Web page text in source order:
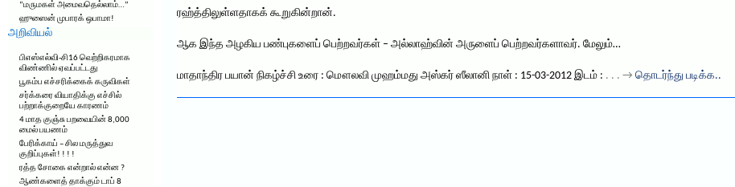
“மருமகள் அமைவதெல்லாம்…”
ஹுஸைன் முபாரக் ஒபாமா!
அறிவியல்
பிஎஸ்எல்வி-சி16 வெற்றிகரமாக
விண்ணில் ஏவப்பட்டது
பூகம்ப எச்சரிக்கைக் கருவிகள்
சர்க்கரை வியாதிக்கு எச்சில்
பற்றாக்குறையே காரணம்
4 மாத குஞ்சு பறவையின் 8,000
மைல் பயணம்
பேரிக்காய் – சில மருத்துவ
குறிப்புகள்! ! ! !
ரத்த சோகை என்றால் என்ன ?
ஆண்களைத் தாக்கும் டாப் 8
ரஹ்த்திலுள்ளதாகக் கூறுகின்றான்.
ஆக இந்த அழகிய பண்புகளைப் பெற்றவர்கள் – அல்லாஹ்வின் அருளைப் பெற்றவர்களாவர். மேலும்…
மாதாந்திர பயான் நிகழ்ச்சி உரை : மௌலவி முஹம்மது அஸ்கர் ஸீலானி நாள் : 15-03-2012 இடம் : . . . → தொடர்ந்து படிக்க..